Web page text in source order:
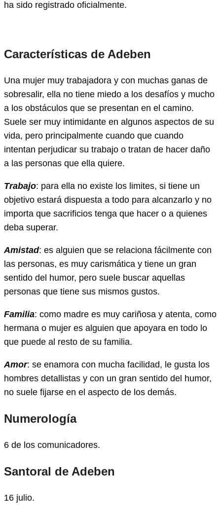
ha sido registrado oficialmente.
Características de Adeben
Una mujer muy trabajadora y con muchas ganas de
sobresalir, ella no tiene miedo a los desafíos y mucho
a los obstáculos que se presentan en el camino.
Suele ser muy intimidante en algunos aspectos de su
vida, pero principalmente cuando que cuando
intentan perjudicar su trabajo o tratan de hacer daño
a las personas que ella quiere.
Trabajo: para ella no existe los limites, si tiene un
objetivo estará dispuesta a todo para alcanzarlo y no
importa que sacrificios tenga que hacer o a quienes
deba superar.
Amistad: es alguien que se relaciona fácilmente con
las personas, es muy carismática y tiene un gran
sentido del humor, pero suele buscar aquellas
personas que tiene sus mismos gustos.
Familia: como madre es muy cariñosa y atenta, como
hermana o mujer es alguien que apoyara en todo lo
que puede al resto de su familia.
Amor: se enamora con mucha facilidad, le gusta los
hombres detallistas y con un gran sentido del humor,
no suele fijarse en el aspecto de los demás.
Numerología
6 de los comunicadores.
Santoral de Adeben
16 julio.